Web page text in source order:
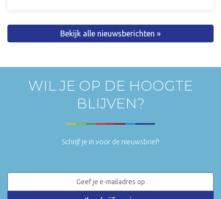
Bekijk alle nieuwsberichten »
WIL JE OP DE HOOGTE
BLIJVEN?
Schrijf je in voor de nieuwsbrief!